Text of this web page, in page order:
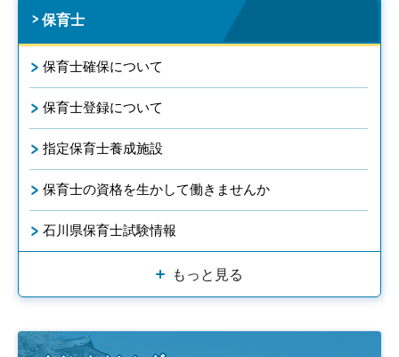
保育士
保育士確保について
保育士登録について
指定保育士養成施設
保育士の資格を生かして働きませんか
石川県保育士試験情報
もっと見る